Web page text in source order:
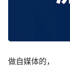
做自媒体的，